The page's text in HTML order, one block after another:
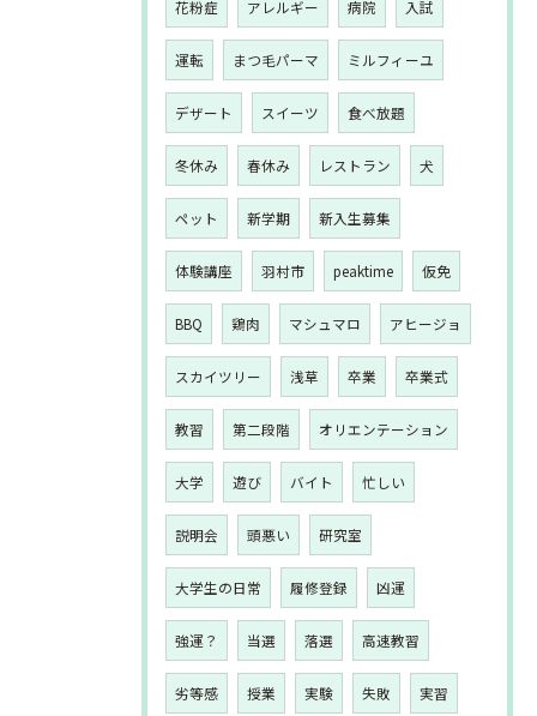
花粉症 アレルギー 病院 入試
運転 まつ毛パーマ ミルフィーユ
デザート スイーツ 食べ放題
冬休み 春休み レストラン 犬
ペット 新学期 新入生募集
体験講座 羽村市 peaktime 仮免
BBQ 鶏肉 マシュマロ アヒージョ
スカイツリー 浅草 卒業 卒業式
教習 第二段階 オリエンテーション
大学 遊び バイト 忙しい
説明会 頭悪い 研究室
大学生の日常 履修登録 凶運
強運？ 当選 落選 高速教習
劣等感 授業 実験 失敗 実習